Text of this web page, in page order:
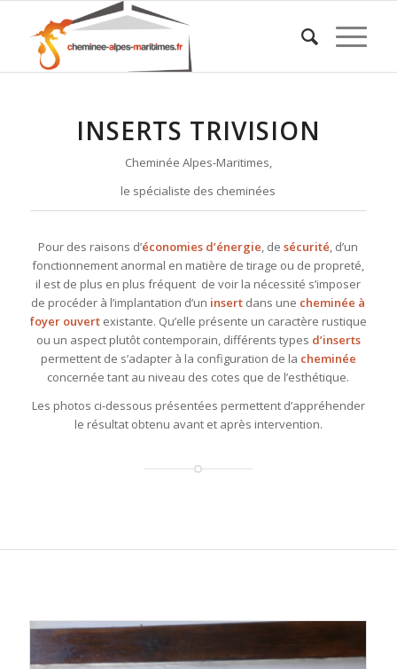
INSERTS TRIVISION
Cheminée Alpes-Maritimes,
le spécialiste des cheminées
Pour des raisons d’économies d’énergie, desécurité, d’un
fonctionnement anormal en matière de tirage ou de propreté,
il est de plus en plus fréquent de voir la nécessité s’imposer
de procéder à l’implantation d’un insert dans une cheminée à
foyer ouvertexistante. Qu’elle présente un caractère rustique
ou un aspect plutôt contemporain, différents types d’inserts
permettent de s’adapter à la configuration de la cheminée
concernée tant au niveau des cotes que de l’esthétique.
Les photos ci-dessous présentées permettent d’appréhender
le résultat obtenu avant et après intervention.